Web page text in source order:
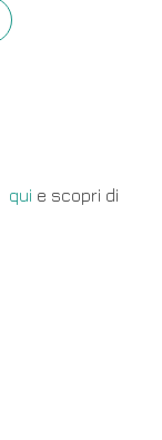
qui e scopri di